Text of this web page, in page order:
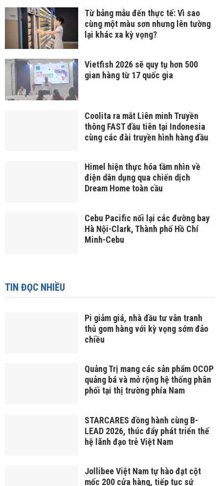
Từ bảng mẫu đến thực tế: Vì sao
cùng một màu sơn nhưng lên tường
lại khác xa kỳ vọng?
Vietfish 2026 sẽ quy tụ hơn 500
gian hàng từ 17 quốc gia
Coolita ra mắt Liên minh Truyền
thông FAST đầu tiên tại Indonesia
cùng các đài truyền hình hàng đầu
Himel hiện thực hóa tầm nhìn về
điện dân dụng qua chiến dịch
Dream Home toàn cầu
Cebu Pacific nối lại các đường bay
Hà Nội-Clark, Thành phố Hồ Chí
Minh-Cebu
TIN ĐỌC NHIỀU
Pi giảm giá, nhà đầu tư vẫn tranh
thủ gom hàng với kỳ vọng sớm đảo
chiều
Quảng Trị mang các sản phẩm OCOP
quảng bá và mở rộng hệ thống phân
phối tại thị trường phía Nam
STARCARES đồng hành cùng B-
LEAD 2026, thúc đẩy phát triển thế
hệ lãnh đạo trẻ Việt Nam
Jollibee Việt Nam tự hào đạt cột
mốc 200 cửa hàng, tiếp tục sứ